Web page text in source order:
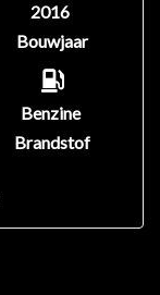
2016
Bouwjaar
Benzine
Brandstof